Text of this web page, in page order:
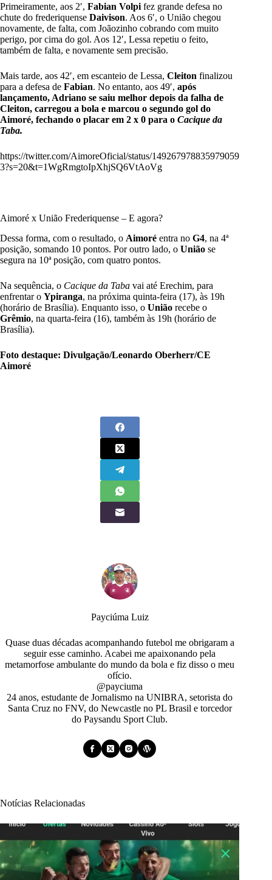
Primeiramente, aos 2′, Fabian Volpi fez grande defesa no
chute do frederiquense Daivison. Aos 6′, o União chegou
novamente, de falta, com Joãozinho cobrando com muito
perigo, por cima do gol. Aos 12′, Lessa repetiu o feito,
também de falta, e novamente sem precisão.
Mais tarde, aos 42′, em escanteio de Lessa, Cleiton finalizou
para a defesa de Fabian. No entanto, aos 49′, após
lançamento, Adriano se saiu melhor depois da falha de
Cleiton, carregou a bola e marcou o segundo gol do
Aimoré, fechando o placar em 2 x 0 para o Cacique da
Taba.
https://twitter.com/AimoreOficial/status/149267978835979059
3?s=20&t=1WgRmgtoIpXhjSQ6VtAoVg
Aimoré x União Frederiquense – E agora?
Dessa forma, com o resultado, o Aimoré entra no G4, na 4ª
posição, somando 10 pontos. Por outro lado, o União se
segura na 10ª posição, com quatro pontos.
Na sequência, o Cacique da Taba vai até Erechim, para
enfrentar o Ypiranga, na próxima quinta-feira (17), às 19h
(horário de Brasília). Enquanto isso, o União recebe o
Grêmio, na quarta-feira (16), também às 19h (horário de
Brasília).
Foto destaque: Divulgação/Leonardo Oberherr/CE
Aimoré
Payciúma Luiz
Quase duas décadas acompanhando futebol me obrigaram a
seguir esse caminho. Acabei me apaixonando pela
metamorfose ambulante do mundo da bola e fiz disso o meu
ofício.
@payciuma
24 anos, estudante de Jornalismo na UNIBRA, setorista do
Santa Cruz no FNV, do Newcastle no PL Brasil e torcedor
do Paysandu Sport Club.
Notícias Relacionadas